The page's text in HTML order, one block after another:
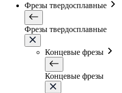
Фрезы твердосплавные
Фрезы твердосплавные
Концевые фрезы
Концевые фрезы